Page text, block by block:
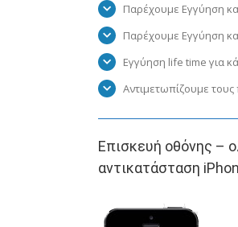
Παρέχουμε Εγγύηση
Παρέχουμε Εγγύηση
Εγγύηση life time για
Αντιμετωπίζουμε
Επισκευή οθόνης –
αντικατάσταση